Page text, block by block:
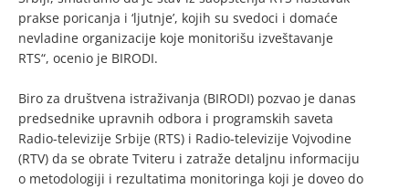
prakse poricanja i ‘ljutnje’, kojih su svedoci i domaće
nevladine organizacije koje monitorišu izveštavanje
RTS“, ocenio je BIRODI.
Biro za društvena istraživanja (BIRODI) pozvao je danas
predsednike upravnih odbora i programskih saveta
Radio-televizije Srbije (RTS) i Radio-televizije Vojvodine
(RTV) da se obrate Tviteru i zatraže detaljnu informaciju
o metodologiji i rezultatima monitoringa koji je doveo do